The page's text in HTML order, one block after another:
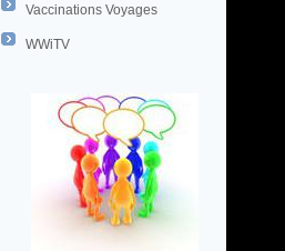
Vaccinations Voyages
WWiTV